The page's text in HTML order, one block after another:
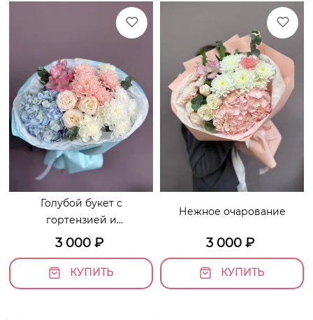
Голубой букет с
гортензией и
хризантемами
3 000 ₽
КУПИТЬ
Нежное очарование
3 000 ₽
КУПИТЬ